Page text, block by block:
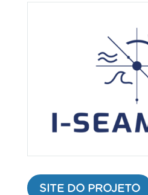
SITE DO PROJETO